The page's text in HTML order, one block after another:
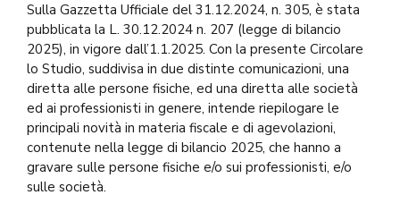
Sulla Gazzetta Ufficiale del 31.12.2024, n. 305, è stata
pubblicata la L. 30.12.2024 n. 207 (legge di bilancio
2025), in vigore dall’1.1.2025. Con la presente Circolare
lo Studio, suddivisa in due distinte comunicazioni, una
diretta alle persone fisiche, ed una diretta alle società
ed ai professionisti in genere, intende riepilogare le
principali novità in materia fiscale e di agevolazioni,
contenute nella legge di bilancio 2025, che hanno a
gravare sulle persone fisiche e/o sui professionisti, e/o
sulle società.